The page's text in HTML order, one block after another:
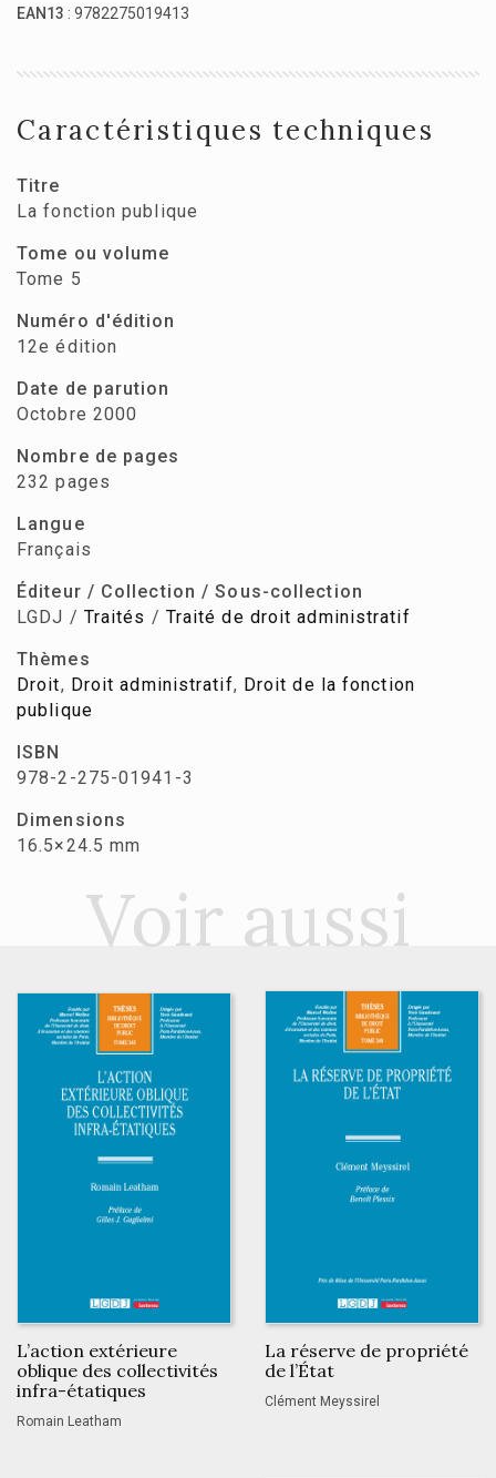
EAN13 : 9782275019413
Caractéristiques techniques
Titre
La fonction publique
Tome ou volume
Tome 5
Numéro d'édition
12e édition
Date de parution
Octobre 2000
Nombre de pages
232 pages
Langue
Français
Éditeur / Collection / Sous-collection
LGDJ / Traités / Traité de droit administratif
Thèmes
Droit, Droit administratif, Droit de la fonction
publique
ISBN
978-2-275-01941-3
Dimensions
16.5×24.5 mm
Voir aussi
L’action extérieure
oblique des collectivités
infra-étatiques
Romain Leatham
La réserve de propriété
de l’État
Clément Meyssirel